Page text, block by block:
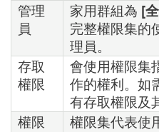
管理
員
家用群組為 [
完整權限集的
理員。
存取
權限
會使用權限集
作的權利。如
有存取權限及
權限
權限集代表使